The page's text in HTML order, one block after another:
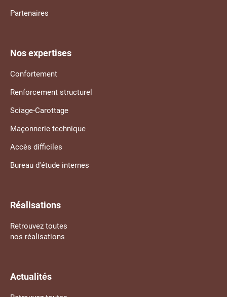
Partenaires
Nos expertises
Confortement
Renforcement structurel
Sciage-Carottage
Maçonnerie technique
Accès difficiles
Bureau d'étude internes
Réalisations
Retrouvez toutes
nos réalisations
Actualités